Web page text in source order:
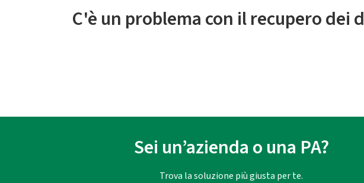
C'è un problema con il recupero dei
Sei un’azienda o una PA?
Trova la soluzione più giusta per te.